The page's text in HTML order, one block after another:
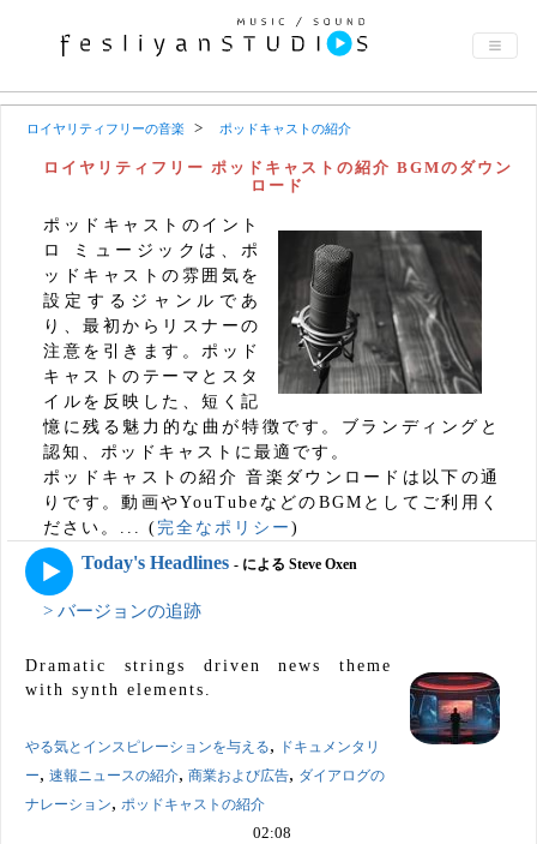
ロイヤリティフリーの音楽 ポッドキャストの紹介
ロイヤリティフリー ポッドキャストの紹介 BGMのダウン
ロード
ポッドキャストのイント
ロ ミュージックは、ポ
ッドキャストの雰囲気を
設定するジャンルであ
り、最初からリスナーの
注意を引きます。ポッド
キャストのテーマとスタ
イルを反映した、短く記
憶に残る魅力的な曲が特徴です。ブランディングと
認知、ポッドキャストに最適です。
ポッドキャストの紹介 音楽ダウンロードは以下の通
りです。動画やYouTubeなどのBGMとしてご利用く
ださい。... ( 完全なポリシー )
Today's Headlines - による Steve Oxen
> バージョンの追跡
Dramatic strings driven news theme
with synth elements.
やる気とインスピレーションを与える,
ドキュメンタリ
ー, 速報ニュースの紹介, 商業および広告, ダイアログの
ナレーション, ポッドキャストの紹介
02:08